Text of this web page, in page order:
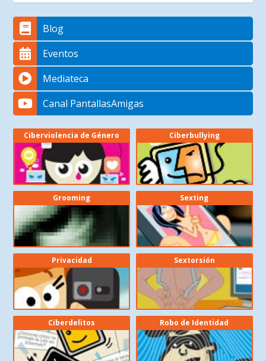
Blog
Eventos
Mediateca
Canal PantallasAmigas
Ciberviolencia de Género Ciberbullying
Grooming Sexting
Privacidad Sextorsión
Ciberdelitos Robo de Identidad